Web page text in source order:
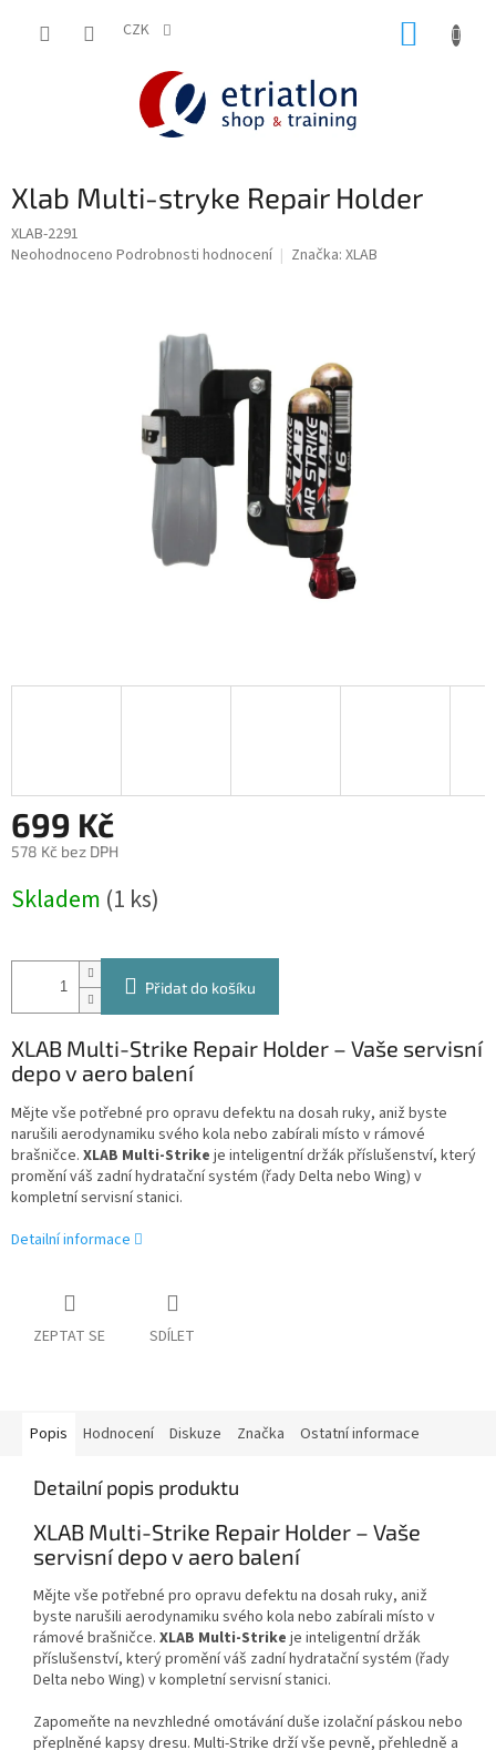
CZK
Xlab Multi-stryke Repair Holder
XLAB-2291
Průměrné
Neohodnoceno Podrobnosti hodnocení Značka: XLAB
699 Kč
578 Kč bez DPH
cena:
Skladem (1 ks)
Přidat do košíku
XLAB Multi-Strike Repair Holder – Vaše servisní
depo v aero balení
Mějte vše potřebné pro opravu defektu na dosah ruky, aniž byste
narušili aerodynamiku svého kola nebo zabírali místo v rámové
brašničce. XLAB Multi-Strike je inteligentní držák příslušenství, který
promění váš zadní hydratační systém (řady Delta nebo Wing) v
kompletní servisní stanici.
Detailní informace
ZEPTAT SE SDÍLET
Popis Hodnocení Diskuze Značka Ostatní informace
Detailní popis produktu
XLAB Multi-Strike Repair Holder – Vaše
servisní depo v aero balení
Mějte vše potřebné pro opravu defektu na dosah ruky, aniž
byste narušili aerodynamiku svého kola nebo zabírali místo v
rámové brašničce. XLAB Multi-Strike je inteligentní držák
příslušenství, který promění váš zadní hydratační systém (řady
Delta nebo Wing) v kompletní servisní stanici.
Zapomeňte na nevzhledné omotávání duše izolační páskou nebo
přeplněné kapsy dresu. Multi-Strike drží vše pevně, přehledně a
shop.etriatlon.cz - Chat